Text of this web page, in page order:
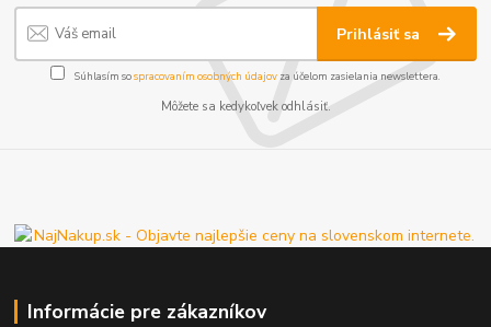
Prihlásiť sa
Súhlasím sospracovaním osobných údajov za účelom zasielania newslettera.
Môžete sa kedykoľvek odhlásiť.
Informácie pre zákazníkov